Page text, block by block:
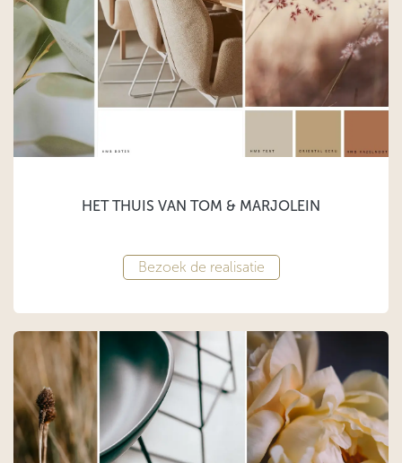
HET THUIS VAN TOM & MARJOLEIN
Bezoek de realisatie